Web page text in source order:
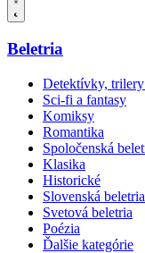
Beletria
Detektívky,
Sci-fi a fantasy
Komiksy
Romantika
Spoločenská
Klasika
Historické
Slovenská beletria
Svetová beletria
Poézia
Ďalšie kategórie